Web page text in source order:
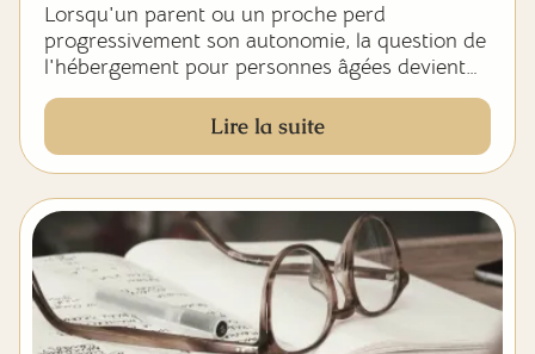
Lorsqu'un parent ou un proche perd
progressivement son autonomie, la question de
l'hébergement pour personnes âgées devient
pressante. Le maintien à domicile a ses limites,
l'hospitalisation en centre hospitalier ne
constitue pas une solution durable, et toutes les
structures pour seniors ne se valent pas.
Choisir une maison de retraite médicalisée
engage le quotidien de votre proche pour
plusieurs années, parfois pour le reste de sa vie.
Cette décision ne doit ni se prendre dans
l'urgence, ni se résumer à la première place en
Lire la suite